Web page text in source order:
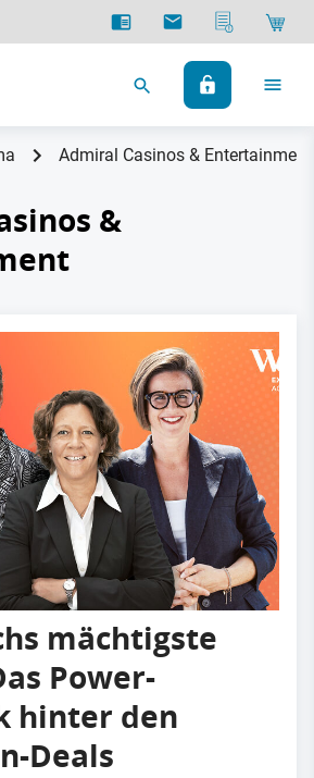
Admiral Casinos & Entertainment
&
mächtigste
Power-
hinter den
Deals